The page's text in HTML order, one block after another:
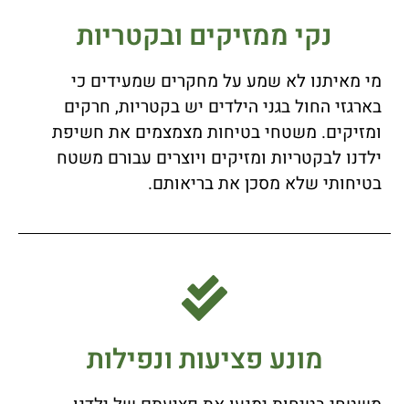
נקי ממזיקים ובקטריות
מי מאיתנו לא שמע על מחקרים שמעידים כי
בארגזי החול בגני הילדים יש בקטריות, חרקים
ומזיקים. משטחי בטיחות מצמצמים את חשיפת
ילדנו לבקטריות ומזיקים ויוצרים עבורם משטח
בטיחותי שלא מסכן את בריאותם.
מונע פציעות ונפילות